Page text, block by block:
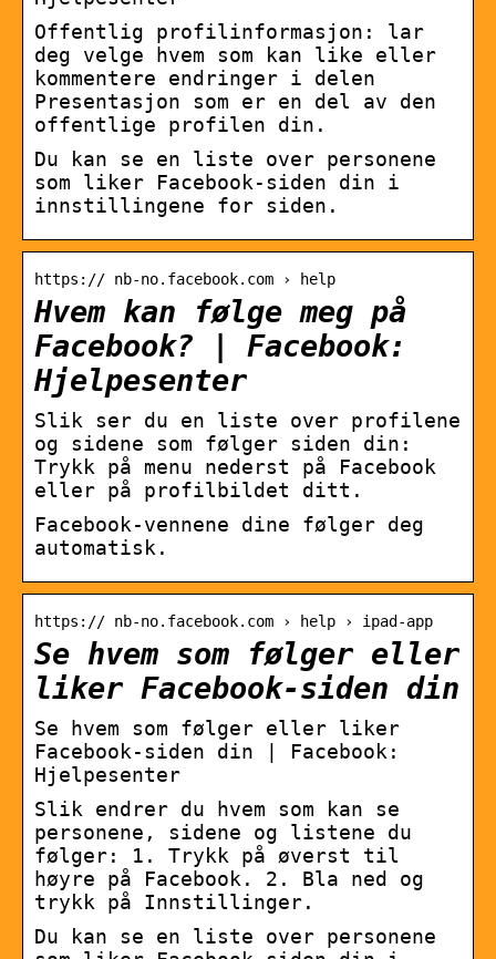
Offentlig profilinformasjon: lar
deg velge hvem som kan like eller
kommentere endringer i delen
Presentasjon som er en del av den
offentlige profilen din.
Du kan se en liste over personene
som liker Facebook-siden din i
innstillingene for siden.
https:// nb-no.facebook.com › help
Hvem kan følge meg på
Facebook? | Facebook:
Hjelpesenter
Slik ser du en liste over profilene
og sidene som følger siden din:
Trykk på menu nederst på Facebook
eller på profilbildet ditt.
Facebook-vennene dine følger deg
automatisk.
https:// nb-no.facebook.com › help › ipad-app
Se hvem som følger eller
liker Facebook-siden din
Se hvem som følger eller liker
Facebook-siden din | Facebook:
Hjelpesenter
Slik endrer du hvem som kan se
personene, sidene og listene du
følger: 1. Trykk på øverst til
høyre på Facebook. 2. Bla ned og
trykk på Innstillinger.
Du kan se en liste over personene